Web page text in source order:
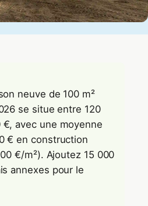
neuve de 100 m²
se situe entre 120
avec une moyenne
€ en construction
€/m²). Ajoutez 15 000
annexes pour le